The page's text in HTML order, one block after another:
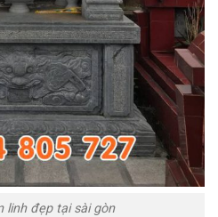
linh đẹp tại sài gòn